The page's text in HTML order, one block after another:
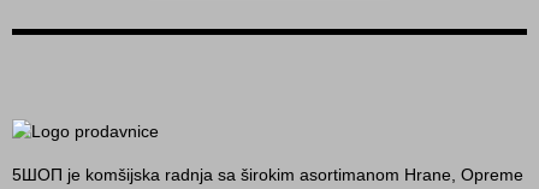
5ШОП je komšijska radnja sa širokim asortimanom Hrane, Opreme